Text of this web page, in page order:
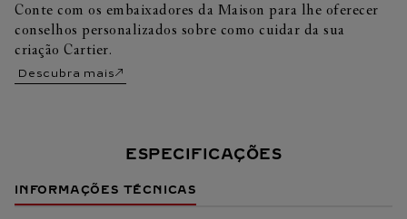
Conte com os embaixadores da Maison para lhe oferecer
conselhos personalizados sobre como cuidar da sua
criação Cartier.
Descubra mais
ESPECIFICAÇÕES
INFORMAÇÕES TÉCNICAS